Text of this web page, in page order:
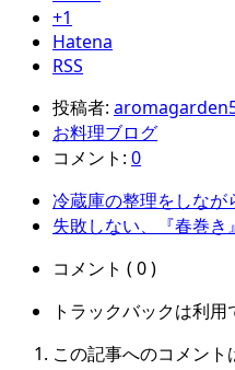
+1
Hatena
RSS
投稿者:
お料理ブログ
コメント: 0
冷蔵庫の整理をしなが
失敗しない、『春巻き
コメント ( 0 )
トラックバックは利用
この記事へのコメント